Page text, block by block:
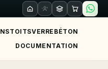
TOITSVERRE BÉTON
DOCUMENTATION